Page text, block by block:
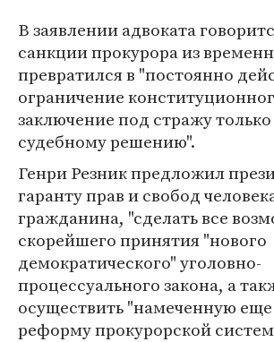
В заявлении адвоката
санкции прокурора из
превратился в "постоянно
ограничение
заключение под стражу
судебному решению".
Генри Резник предложил
гаранту прав и свобод
гражданина, "сделать все
скорейшего принятия "нового
демократического" уголовно-
процессуального закона, а
осуществить "намеченную еще
реформу прокурорской